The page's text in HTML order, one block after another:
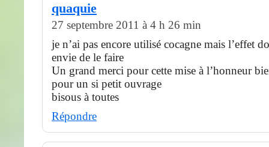
quaquie
27 septembre 2011 à 4 h 26 min
je n’ai pas encore utilisé cocagne mais l’effet
envie de le faire
Un grand merci pour cette mise à l’honneur
pour un si petit ouvrage
bisous à toutes
Répondre